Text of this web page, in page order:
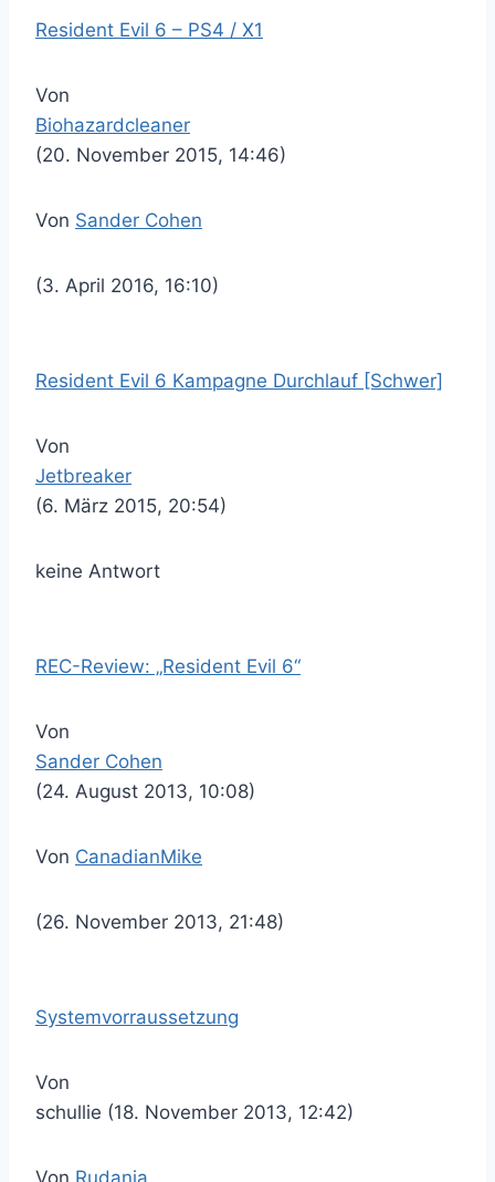
Resident Evil 6 – PS4 / X1
Von
Biohazardcleaner
(20. November 2015, 14:46)
Von Sander Cohen
(3. April 2016, 16:10)
Resident Evil 6 Kampagne Durchlauf [Schwer]
Von
Jetbreaker
(6. März 2015, 20:54)
keine Antwort
REC-Review: „Resident Evil 6“
Von
Sander Cohen
(24. August 2013, 10:08)
Von CanadianMike
(26. November 2013, 21:48)
Systemvorraussetzung
Von
schullie (18. November 2013, 12:42)
Von Rudania